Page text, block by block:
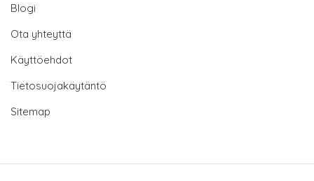
Blogi
Ota yhteyttä
Käyttöehdot
Tietosuojakäytäntö
Sitemap